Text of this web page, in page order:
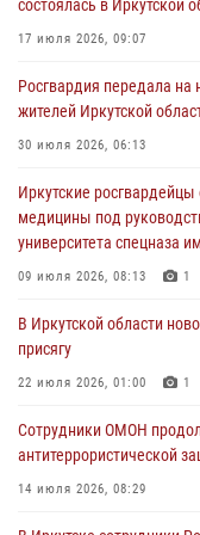
03 августа 2026, 04:55
Дню Воздушно-
03 августа 2026, 03:32
сердца к сердцу» (видео)
31 июля 2026, 04:37 1
Сотрудники Росгвардии
30 июля 2026, 07:37
состоялась в Иркутской
17 июля 2026, 09:07
Росгвардия передала
жителей Иркутской
30 июля 2026, 06:13
Иркутские
медицины под
университета спецназа
09 июля 2026, 08:13 1
В Иркутской области
присягу
22 июля 2026, 01:00 1
Сотрудники ОМОН
антитеррористической
14 июля 2026, 08:29